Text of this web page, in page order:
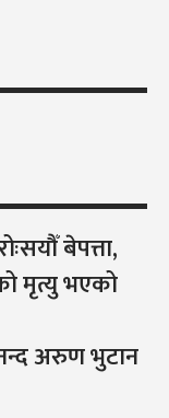
बेपत्ता,
मृत्यु भएको
अरुण भुटान